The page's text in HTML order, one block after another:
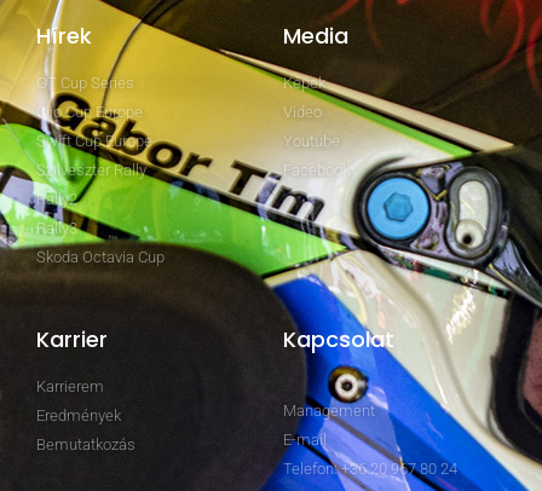
Hírek
GT Cup Series
Clio Cup Europe
Swift Cup Europe
Szilveszter Rally
Rally2
Rally3
Skoda Octavia Cup
Media
Képek
Video
Youtube
Facebook
Karrier
Karrierem
Eredmények
Bemutatkozás
Kapcsolat
Management
E-mail
Telefon: +36 20 967 80 24